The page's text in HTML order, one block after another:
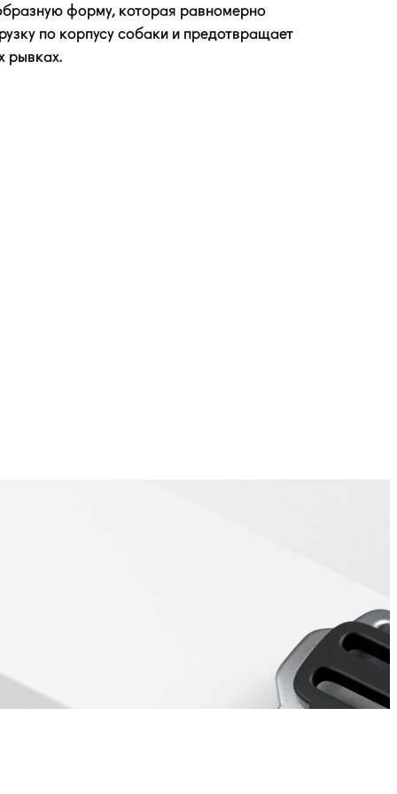
форму, которая равномерно
по корпусу собаки и предотвращает
рывках.